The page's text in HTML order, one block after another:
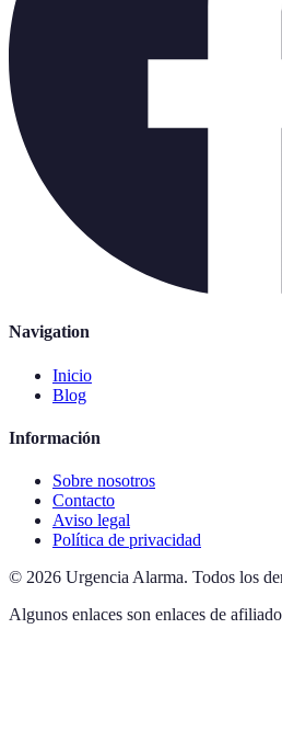
Navigation
Inicio
Blog
Información
Sobre nosotros
Contacto
Aviso legal
Política de privacidad
© 2026 Urgencia Alarma. Todos los
Algunos enlaces son enlaces de